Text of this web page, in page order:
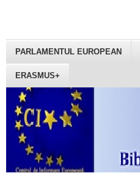
PARLAMENTUL EUROPEAN
ERASMUS+